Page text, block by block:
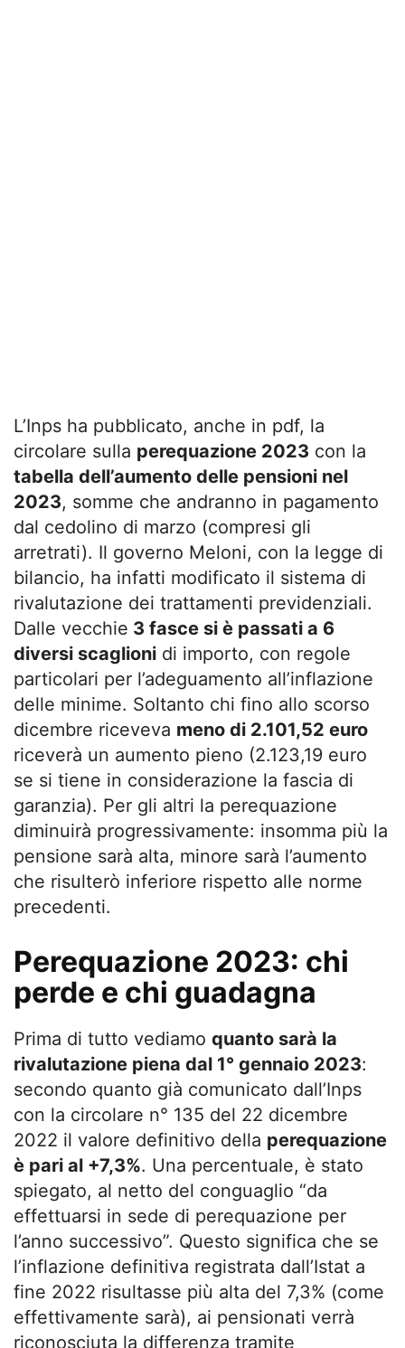
L’Inps ha pubblicato, anche in pdf, la
circolare sulla perequazione 2023 con la
tabella dell’aumento delle pensioni nel
2023, somme che andranno in pagamento
dal cedolino di marzo (compresi gli
arretrati). Il governo Meloni, con la legge di
bilancio, ha infatti modificato il sistema di
rivalutazione dei trattamenti previdenziali.
Dalle vecchie 3 fasce si è passati a 6
diversi scaglioni di importo, con regole
particolari per l’adeguamento all’inflazione
delle minime. Soltanto chi fino allo scorso
dicembre riceveva meno di 2.101,52 euro
riceverà un aumento pieno (2.123,19 euro
se si tiene in considerazione la fascia di
garanzia). Per gli altri la perequazione
diminuirà progressivamente: insomma più la
pensione sarà alta, minore sarà l’aumento
che risulterò inferiore rispetto alle norme
precedenti.
Perequazione 2023: chi
perde e chi guadagna
Prima di tutto vediamo quanto sarà la
rivalutazione piena dal 1° gennaio 2023:
secondo quanto già comunicato dall’Inps
con la circolare n° 135 del 22 dicembre
2022 il valore definitivo della perequazione
è pari al +7,3%. Una percentuale, è stato
spiegato, al netto del conguaglio “da
effettuarsi in sede di perequazione per
l’anno successivo”. Questo significa che se
l’inflazione definitiva registrata dall’Istat a
fine 2022 risultasse più alta del 7,3% (come
effettivamente sarà), ai pensionati verrà
riconosciuta la differenza tramite